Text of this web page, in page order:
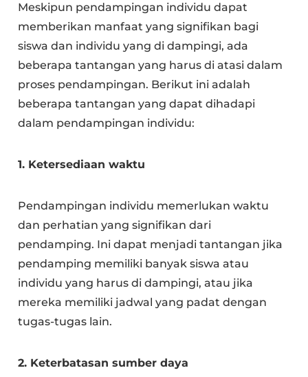
Meskipun pendampingan individu dapat
memberikan manfaat yang signifikan bagi
siswa dan individu yang di dampingi, ada
beberapa tantangan yang harus di atasi dalam
proses pendampingan. Berikut ini adalah
beberapa tantangan yang dapat dihadapi
dalam pendampingan individu:
1. Ketersediaan waktu
Pendampingan individu memerlukan waktu
dan perhatian yang signifikan dari
pendamping. Ini dapat menjadi tantangan jika
pendamping memiliki banyak siswa atau
individu yang harus di dampingi, atau jika
mereka memiliki jadwal yang padat dengan
tugas-tugas lain.
2. Keterbatasan sumber daya